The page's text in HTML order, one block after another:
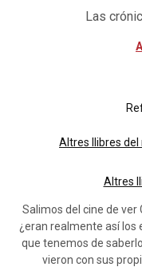
Las
Altres llibres del
Altres
Salimos del cine de ver
¿eran realmente así los
que tenemos de
vieron con sus